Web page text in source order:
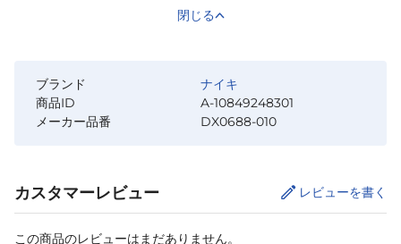
閉じる
ブランド
ナイキ
商品ID
A-10849248301
メーカー品番
DX0688-010
カスタマーレビュー レビューを書く
この商品のレビューはまだありません。